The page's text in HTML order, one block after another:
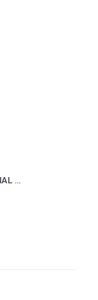
UNC - UNIVERSIDAD NACIONAL DE CÓRDOBA